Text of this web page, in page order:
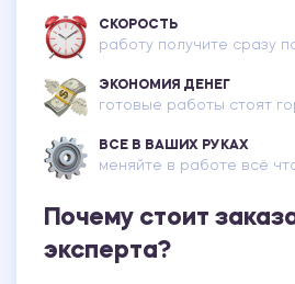
СКОРОСТЬ
работу получите сразу
ЭКОНОМИЯ ДЕНЕГ
готовые работы стоят
ВСЕ В ВАШИХ РУКАХ
меняйте в работе всё
Почему стоит
эксперта?